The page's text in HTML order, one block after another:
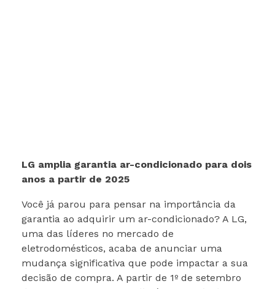
LG amplia garantia ar-condicionado para dois
anos a partir de 2025
Você já parou para pensar na importância da
garantia ao adquirir um ar-condicionado? A LG,
uma das líderes no mercado de
eletrodomésticos, acaba de anunciar uma
mudança significativa que pode impactar a sua
decisão de compra. A partir de 1º de setembro